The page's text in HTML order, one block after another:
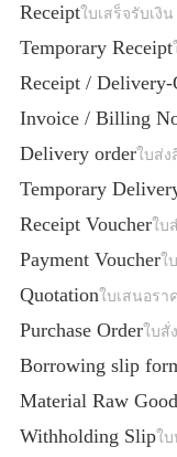
Receiptใบเสร็จรับเงิน
Temporary Receipt
Receipt / Delivery-
Invoice / Billing
Delivery orderใบส่ง
Temporary
Receipt Voucherใบ
Payment Voucherใ
Quotationใบเสนอรา
Purchase Orderใบสั่
Borrowing slip
Material Raw
Withholding Slipใ